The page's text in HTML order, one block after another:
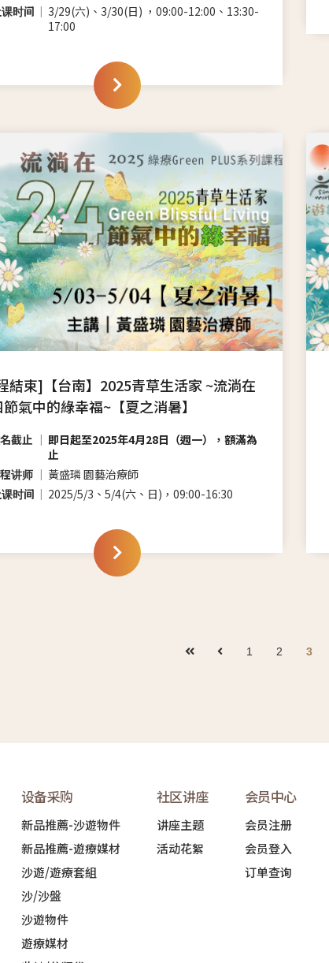
时间
3/29(六)、3/30(日) ，09:00-12:00、13:30-
17:00
結束]【台南】2025青草生活家 ~流淌在
氣中的綠幸福~【夏之消暑】
截止
即日起至2025年4月28日（週一），額滿為
止
讲师
黃盛璘 園藝治療師
时间
2025/5/3、5/4(六、日)，09:00-16:30
1 2 3
设备采购
新品推薦-沙遊物件
新品推薦-遊療媒材
沙遊/遊療套組
沙/沙盤
沙遊物件
遊療媒材
社区讲座
讲座主题
活动花絮
会员中心
会员注册
会员登入
订单查询